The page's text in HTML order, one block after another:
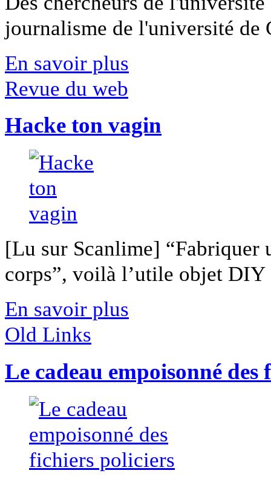
journalisme de l'université
En savoir plus
Revue du web
Hacke ton vagin
[Lu sur Scanlime] “Fabriquer
corps”, voilà l’utile objet
En savoir plus
Old Links
Le cadeau empoisonné